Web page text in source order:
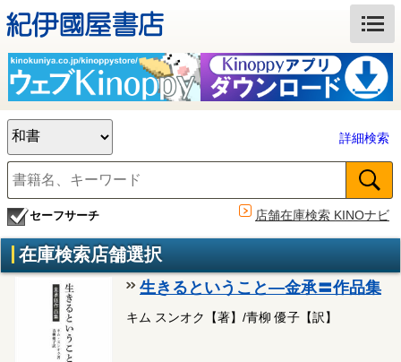
詳細検索
セーフサーチ 店舗在庫検索 KINOナビ
在庫検索店舗選択
生きるということ―金承〓作品集
キム スンオク【著】/青柳 優子【訳】